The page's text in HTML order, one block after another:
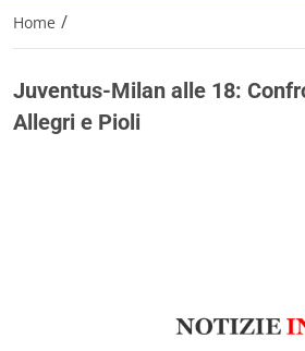
Home /
Juventus-Milan alle 18:
Allegri e Pioli